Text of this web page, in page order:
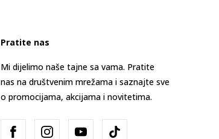
Pratite nas
Mi dijelimo naše tajne sa vama. Pratite
nas na društvenim mrežama i saznajte sve
o promocijama, akcijama i novitetima.